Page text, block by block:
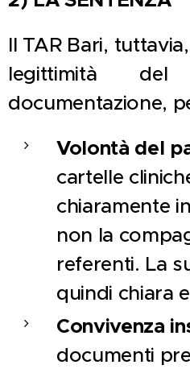
Il TAR Bari,
legittimità
documentazione,
Volontà del
cartelle
chiaramente
non la
referenti. La
quindi chiara
Convivenza
documenti